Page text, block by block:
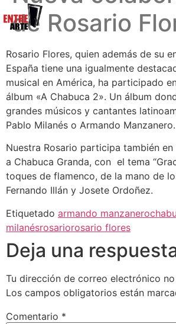
de Rosario
Rosario Flores, quien además de su
España tiene una igualmente
musical en América, ha participado
álbum «A Chabuca 2». Un álbum
grandes músicos y cantantes
Pablo Milanés o Armando Manzanero.
Nuestra Rosario participa también en
a Chabuca Granda, con el tema
toques de flamenco, de la mano de
Fernando Illán y Josete Ordoñez.
Etiquetado armando manzanero
milanésrosariorosario flores
Deja una
Tu dirección de correo electrónico
Los campos obligatorios están
Comentario *